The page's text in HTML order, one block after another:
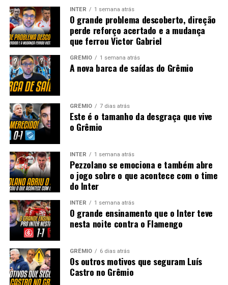
INTER 1 semana atrás
O grande problema descoberto, direção
perde reforço acertado e a mudança
que ferrou Victor Gabriel
GRÊMIO 1 semana atrás
A nova barca de saídas do Grêmio
GRÊMIO 7 dias atrás
Este é o tamanho da desgraça que vive
o Grêmio
INTER 1 semana atrás
Pezzolano se emociona e também abre
o jogo sobre o que acontece com o time
do Inter
INTER 1 semana atrás
O grande ensinamento que o Inter teve
nesta noite contra o Flamengo
GRÊMIO 6 dias atrás
Os outros motivos que seguram Luís
Castro no Grêmio